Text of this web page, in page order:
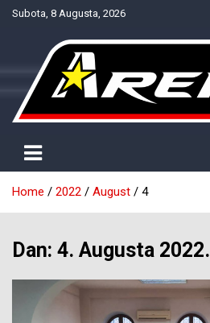
SkipSubota, 8 Augusta, 2026
NTV Arena
Home 2022 August 4
Dan: 4. Augusta 2022.